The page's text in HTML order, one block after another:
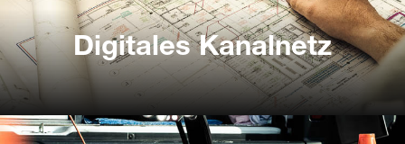
Digitales Kanalnetz